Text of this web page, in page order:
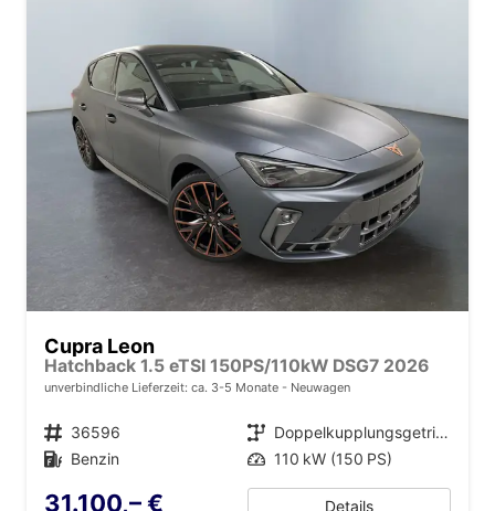
Cupra Leon
Hatchback 1.5 eTSI 150PS/110kW DSG7 2026
unverbindliche Lieferzeit: ca. 3-5 Monate Neuwagen
Fahrzeugnr. 36596 Getriebe
Doppelkupplungsgetriebe (DSG)
Kraftstoff Benzin Leistung 110 kW (150 PS)
31.100,– € Details